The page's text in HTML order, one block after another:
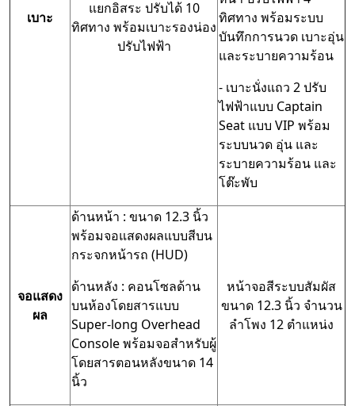
เบาะ
แยกอิสระ ปรับได้ 10
ทิศทาง พร้อมเบาะรองน่อง
ปรับไฟฟ้า
ทิศทาง พร้อมระบบ
บันทึกการนวด เบาะอุ่น
และระบายความร้อน
- เบาะนั่งแถว 2 ปรับ
ไฟฟ้าแบบ Captain
Seat แบบ VIP พร้อม
ระบบนวด อุ่น และ
ระบายความร้อน และ
โต๊ะพับ
จอแสดง
ผล
ด้านหน้า : ขนาด 12.3 นิ้ว
พร้อมจอแสดงผลแบบสีบน
กระจกหน้ารถ (HUD)
ด้านหลัง : คอนโซลด้าน
บนห้องโดยสารแบบ
Super-long Overhead
Console พร้อมจอสำหรับผู้
โดยสารตอนหลังขนาด 14
นิ้ว
หน้าจอสีระบบสัมผัส
ขนาด 12.3 นิ้ว จำนวน
ลำโพง 12 ตำแหน่ง